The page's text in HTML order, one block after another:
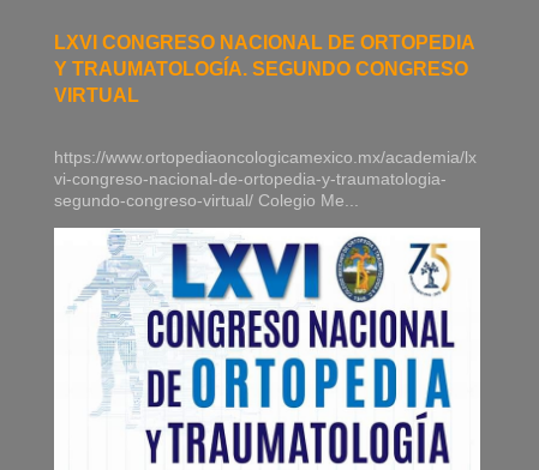
LXVI CONGRESO NACIONAL DE ORTOPEDIA
Y TRAUMATOLOGÍA. SEGUNDO CONGRESO
VIRTUAL
https://www.ortopediaoncologicamexico.mx/academia/lx
vi-congreso-nacional-de-ortopedia-y-traumatologia-
segundo-congreso-virtual/ Colegio Me...